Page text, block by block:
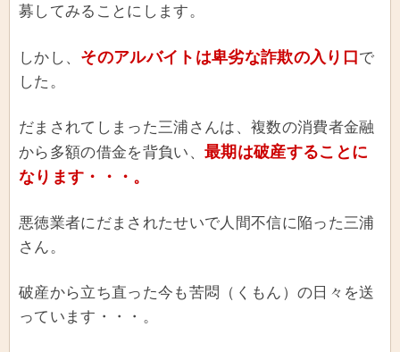
募してみることにします。
しかし、 そのアルバイトは卑劣な詐欺の入り口で
した。
だまされてしまった三浦さんは、複数の消費者金融
から多額の借金を背負い、最期は破産することに
なります・・・。
悪徳業者にだまされたせいで人間不信に陥った三浦
さん。
破産から立ち直った今も苦悶（くもん）の日々を送
っています・・・。